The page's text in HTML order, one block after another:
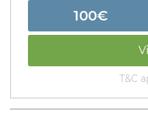
100€
T&C